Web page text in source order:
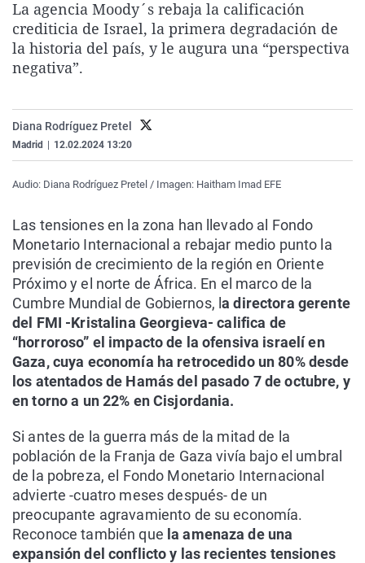
La rosa de los vientos
Gente viajera
Caso
Retornados
Extremadura
Galicia
Virales
Televisión
La agencia Moody´s rebaja la calificación
crediticia de Israel, la primera degradación de
la historia del país, y le augura una “perspectiva
negativa”.
Diana Rodríguez Pretel
Madrid 12.02.2024 13:20
Audio: Diana Rodríguez Pretel / Imagen: Haitham Imad EFE
Las tensiones en la zona han llevado al Fondo
Monetario Internacional a rebajar medio punto la
previsión de crecimiento de la región en Oriente
Próximo y el norte de África. En el marco de la
Cumbre Mundial de Gobiernos, la directora gerente
del FMI -Kristalina Georgieva- califica de
“horroroso” el impacto de la ofensiva israelí en
Gaza, cuya economía ha retrocedido un 80% desde
los atentados de Hamás del pasado 7 de octubre, y
en torno a un 22% en Cisjordania.
Si antes de la guerra más de la mitad de la
población de la Franja de Gaza vivía bajo el umbral
de la pobreza, el Fondo Monetario Internacional
advierte -cuatro meses después- de un
preocupante agravamiento de su economía.
Reconoce también que la amenaza de una
expansión del conflicto y las recientes tensiones